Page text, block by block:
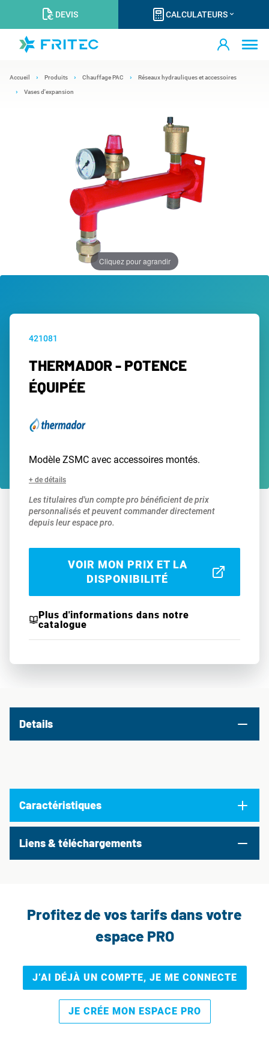
DEVIS CALCULATEURS
Accueil Produits Chauffage PAC Réseaux hydrauliques et accessoires
Vases d'expansion
Cliquez pour agrandir
421081
THERMADOR - POTENCE
ÉQUIPÉE
Modèle ZSMC avec accessoires montés.
+ de détails
Les titulaires d'un compte pro bénéficient de prix
personnalisés et peuvent commander directement
depuis leur espace pro.
VOIR MON PRIX ET LA
DISPONIBILITÉ
Plus d'informations dans notre
catalogue
Details
Caractéristiques
Liens & téléchargements
Profitez de vos tarifs dans votre
espace PRO
J’AI DÉJÀ UN COMPTE, JE ME CONNECTE
JE CRÉE MON ESPACE PRO